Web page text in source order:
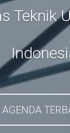
Teknik
AGENDA